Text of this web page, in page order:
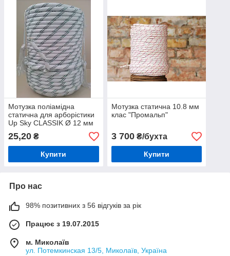
Мотузка поліамідна
статична для арборістики
Up Sky CLASSIK Ø 12 мм
(шнур статичний)
25,20 ₴
Купити
Мотузка статична 10.8 мм
клас "Промальп"
3 700₴/бухта
Купити
Про нас
98% позитивних з 56 відгуків за рік
Працює з 19.07.2015
м. Миколаїв
ул. Потемкинская 13/5, Миколаїв, Україна